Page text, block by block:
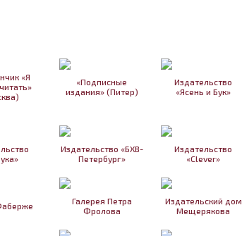
«Я
«Подписные
издания» (Питер)
Издательство
«Ясень и Бук»
Издательство «БХВ-
Петербург»
Издательство
«Clever»
Галерея Петра
Фролова
Издательский дом
Мещерякова